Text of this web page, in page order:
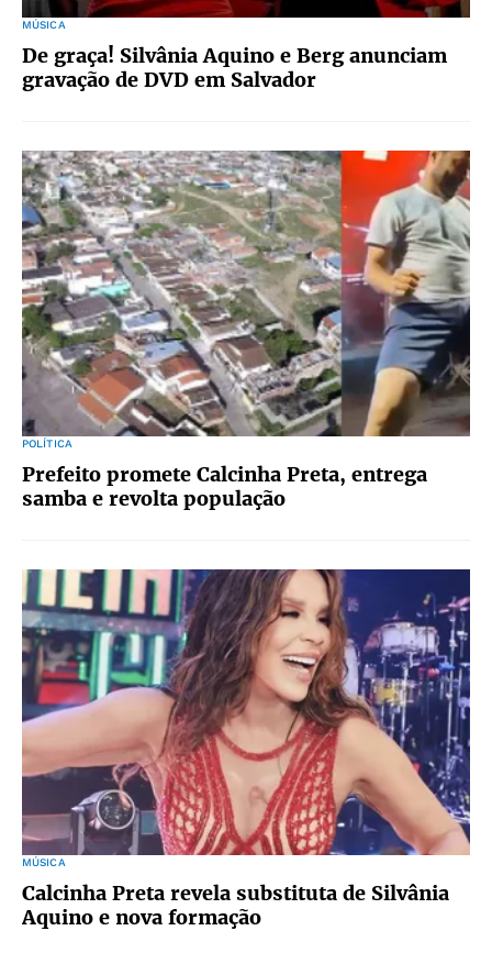
MÚSICA
De graça! Silvânia Aquino e Berg anunciam
gravação de DVD em Salvador
POLÍTICA
Prefeito promete Calcinha Preta, entrega
samba e revolta população
MÚSICA
Calcinha Preta revela substituta de Silvânia
Aquino e nova formação